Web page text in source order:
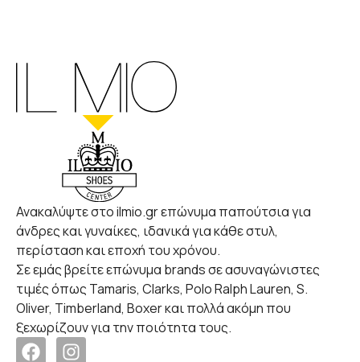
Ανακαλύψτε στο ilmio.gr επώνυμα παπούτσια για
άνδρες και γυναίκες, ιδανικά για κάθε στυλ,
περίσταση και εποχή του χρόνου.
Σε εμάς βρείτε επώνυμα brands σε ασυναγώνιστες
τιμές όπως Tamaris, Clarks, Polo Ralph Lauren, S.
Oliver, Timberland, Boxer και πολλά ακόμη που
ξεχωρίζουν για την ποιότητα τους.